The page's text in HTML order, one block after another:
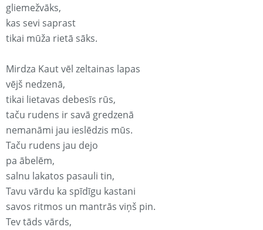
gliemežvāks,
kas sevi saprast
tikai mūža rietā sāks.
Mirdza Kaut vēl zeltainas lapas
vējš nedzenā,
tikai lietavas debesīs rūs,
taču rudens ir savā gredzenā
nemanāmi jau ieslēdzis mūs.
Taču rudens jau dejo
pa ābelēm,
salnu lakatos pasauli tin,
Tavu vārdu ka spīdīgu kastani
savos ritmos un mantrās viņš pin.
Tev tāds vārds,